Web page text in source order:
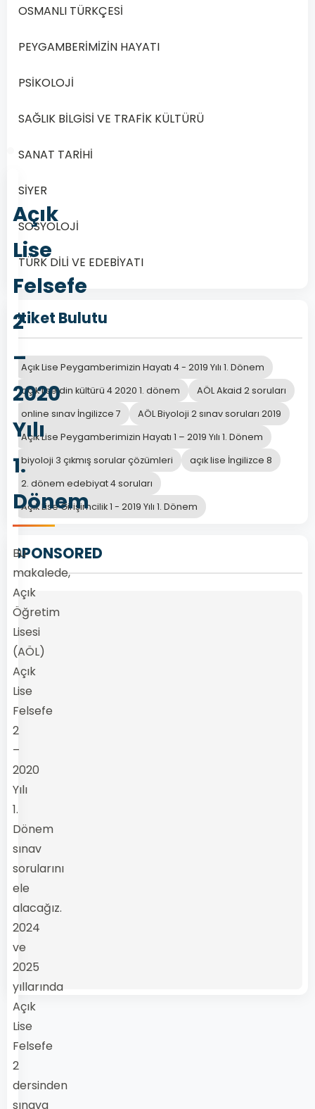
Açık
Lise
Felsefe
2
–
2020
Yılı
1.
Dönem
Bu
makalede,
Açık
Öğretim
Lisesi
(AÖL)
Açık
Lise
Felsefe
2
–
2020
Yılı
1.
Dönem
sınav
sorularını
ele
alacağız.
2024
ve
2025
yıllarında
Açık
Lise
Felsefe
2
dersinden
sınava
OSMANLI TÜRKÇESİ
PEYGAMBERİMİZİN HAYATI
PSİKOLOJİ
SAĞLIK BİLGİSİ VE TRAFİK KÜLTÜRÜ
SANAT TARİHİ
SİYER
SOSYOLOJİ
TÜRK DİLİ VE EDEBİYATI
Etiket Bulutu
Açık Lise Peygamberimizin Hayatı 4 - 2019 Yılı 1. Dönem
açık lise din kültürü 4 2020 1. dönem
AÖL Akaid 2 soruları
online sınav İngilizce 7
AÖL Biyoloji 2 sınav soruları 2019
Açık Lise Peygamberimizin Hayatı 1 – 2019 Yılı 1. Dönem
biyoloji 3 çıkmış sorular çözümleri
açık lise İngilizce 8
2. dönem edebiyat 4 soruları
Açık Lise Girişimcilik 1 - 2019 Yılı 1. Dönem
SPONSORED